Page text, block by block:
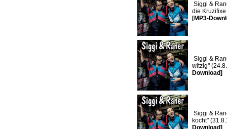
Siggi &
die
[MP3-
Siggi &
witzig"
Download]
Siggi &
kocht"
Download]